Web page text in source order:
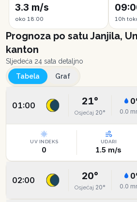
3.3 m/s
oko 18:00 10h
Prognoza po satuJanjila,
kanton
Sljedeća 24 sata detaljno
Tabela
Graf
01:00 21°
Osjećaj 20°
0
0.0
UV INDEKS
0
UDARI
1.5 m/s
02:00 20°
Osjećaj 20°
0
0.0